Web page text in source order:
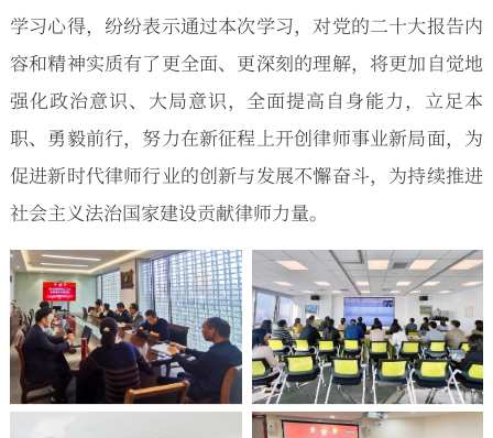
学习心得，纷纷表示通过本次学习，对党的二十大报告内
容和精神实质有了更全面、更深刻的理解，将更加自觉地
强化政治意识、大局意识，全面提高自身能力，立足本
职、勇毅前行，努力在新征程上开创律师事业新局面，为
促进新时代律师行业的创新与发展不懈奋斗，为持续推进
社会主义法治国家建设贡献律师力量。